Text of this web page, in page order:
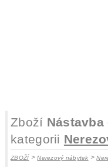
Zboží
kategorii
ZBOŽÍ>Nerezový nábytek >